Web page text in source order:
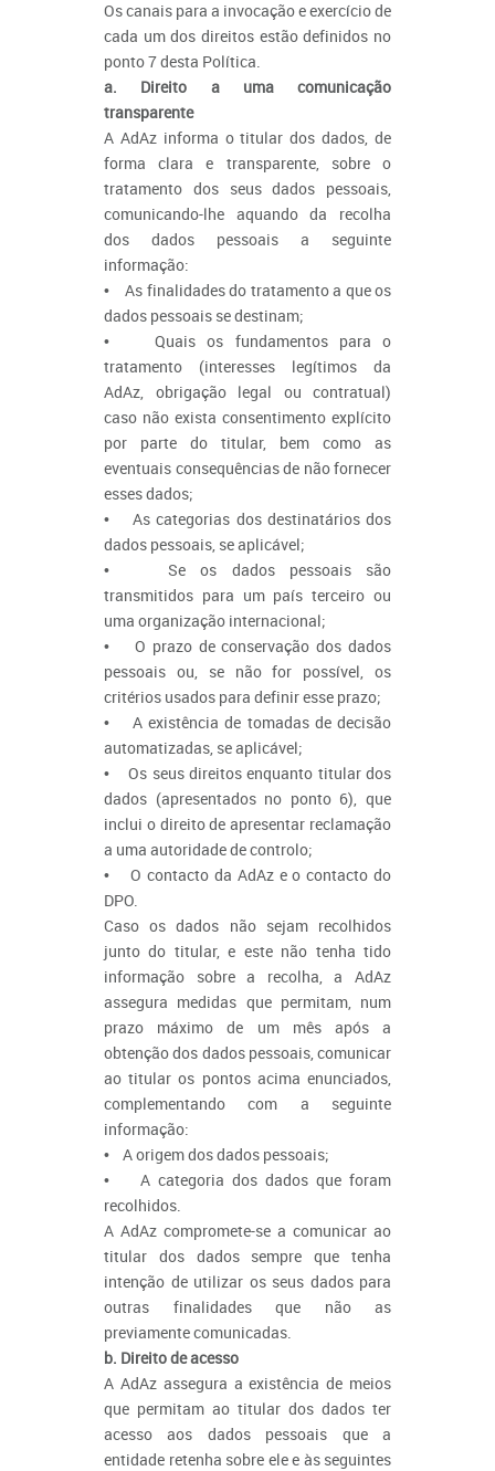
Os canais para a invocação e exercício de
cada um dos direitos estão definidos no
ponto 7 desta Política.
a. Direito a uma comunicação
transparente
A AdAz informa o titular dos dados, de
forma clara e transparente, sobre o
tratamento dos seus dados pessoais,
comunicando-lhe aquando da recolha
dos dados pessoais a seguinte
informação:
• As finalidades do tratamento a que os
dados pessoais se destinam;
• Quais os fundamentos para o
tratamento (interesses legítimos da
AdAz, obrigação legal ou contratual)
caso não exista consentimento explícito
por parte do titular, bem como as
eventuais consequências de não fornecer
esses dados;
• As categorias dos destinatários dos
dados pessoais, se aplicável;
• Se os dados pessoais são
transmitidos para um país terceiro ou
uma organização internacional;
• O prazo de conservação dos dados
pessoais ou, se não for possível, os
critérios usados para definir esse prazo;
• A existência de tomadas de decisão
automatizadas, se aplicável;
• Os seus direitos enquanto titular dos
dados (apresentados no ponto 6), que
inclui o direito de apresentar reclamação
a uma autoridade de controlo;
• O contacto da AdAz e o contacto do
DPO.
Caso os dados não sejam recolhidos
junto do titular, e este não tenha tido
informação sobre a recolha, a AdAz
assegura medidas que permitam, num
prazo máximo de um mês após a
obtenção dos dados pessoais, comunicar
ao titular os pontos acima enunciados,
complementando com a seguinte
informação:
• A origem dos dados pessoais;
• A categoria dos dados que foram
recolhidos.
A AdAz compromete-se a comunicar ao
titular dos dados sempre que tenha
intenção de utilizar os seus dados para
outras finalidades que não as
previamente comunicadas.
b. Direito de acesso
A AdAz assegura a existência de meios
que permitam ao titular dos dados ter
acesso aos dados pessoais que a
entidade retenha sobre ele e às seguintes